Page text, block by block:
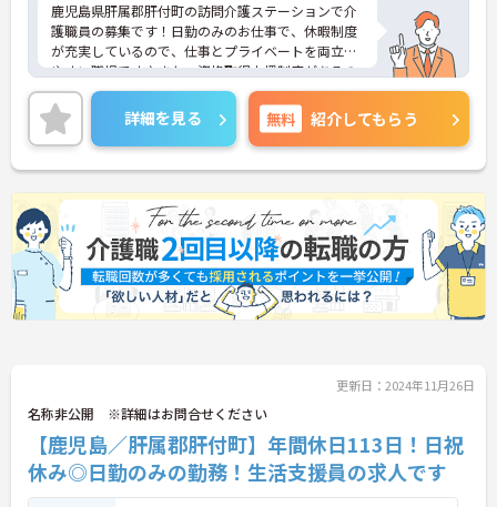
鹿児島県肝属郡肝付町の訪問介護ステーションで介
護職員の募集です！日勤のみのお仕事で、休暇制度
が充実しているので、仕事とプライベートを両立し
やすい職場です♪また、資格取得支援制度があるの
で、働きながらスキルアップも目指せます！ご興味
のある方は面接ポイントをお伝えしますので、お気
軽にご連絡ください。
詳細を見る 無料 紹介してもらう
更新日：2024年11月26日
名称非公開 ※詳細はお問合せください
【鹿児島／肝属郡肝付町】年間休日113日！日祝
休み◎日勤のみの勤務！生活支援員の求人です